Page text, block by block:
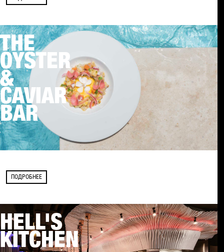
THE
OYSTER
&
CAVIAR
BAR
ПОДРОБНЕЕ
HELL'S
KITCHEN